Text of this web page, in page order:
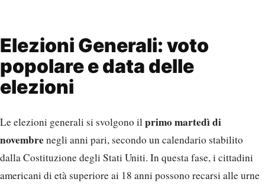
Elezioni Generali: voto
popolare e data delle
elezioni
Le elezioni generali si svolgono ilprimo martedì di
novembrenegli anni pari, secondo un calendario stabilito
dalla Costituzione degli Stati Uniti. In questa fase, i cittadini
americani di età superiore ai 18 anni possono recarsi alle urne